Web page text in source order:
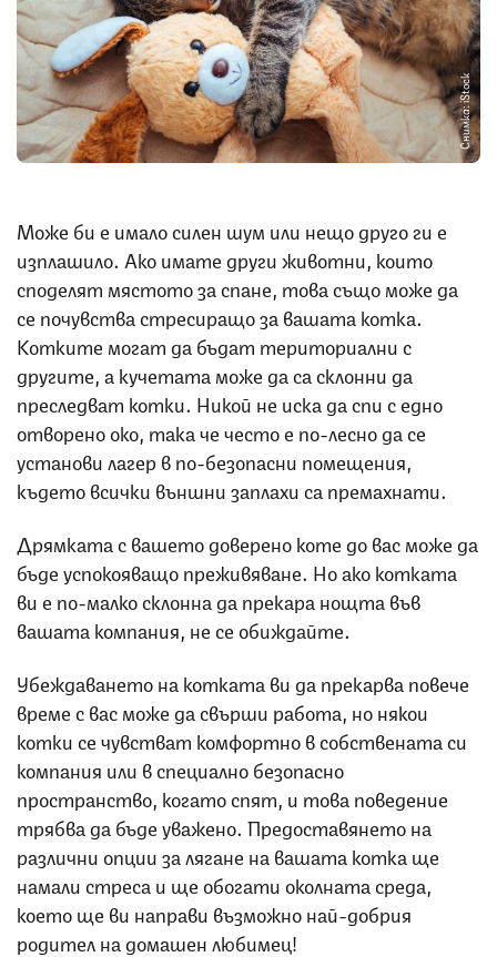
Снимка: iStock
Може би е имало силен шум или нещо друго ги е
изплашило. Ако имате други животни, които
споделят мястото за спане, това също може да
се почувства стресиращо за вашата котка.
Котките могат да бъдат териториални с
другите, а кучетата може да са склонни да
преследват котки. Никой не иска да спи с едно
отворено око, така че често е по-лесно да се
установи лагер в по-безопасни помещения,
където всички външни заплахи са премахнати.
Дрямката с вашето доверено коте до вас може да
бъде успокояващо преживяване. Но ако котката
ви е по-малко склонна да прекара нощта във
вашата компания, не се обиждайте.
Убеждаването на котката ви да прекарва повече
време с вас може да свърши работа, но някои
котки се чувстват комфортно в собствената си
компания или в специално безопасно
пространство, когато спят, и това поведение
трябва да бъде уважено. Предоставянето на
различни опции за лягане на вашата котка ще
намали стреса и ще обогати околната среда,
което ще ви направи възможно най-добрия
родител на домашен любимец!